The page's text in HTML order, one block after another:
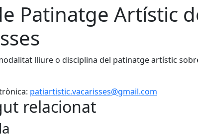
Patinatge Artístic
lliure o disciplina del patinatge artístic
patiartistic.vacarisses@gmail.com
relacionat